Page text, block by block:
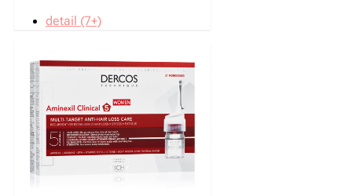
detail (7+)